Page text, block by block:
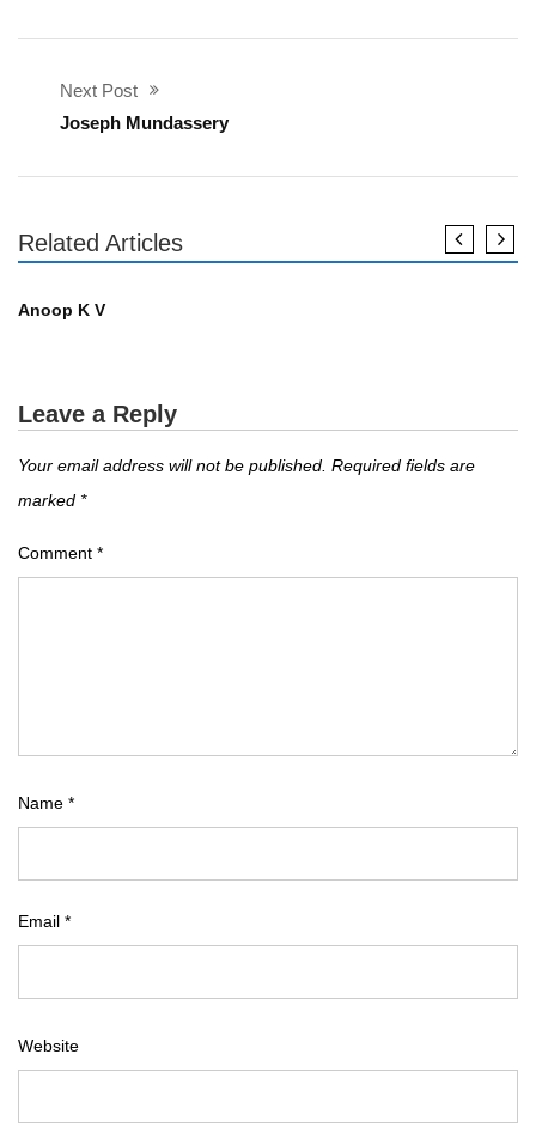
Next Post
Joseph Mundassery
Related Articles
എഴുത്തുകാർ
Anoop K V
Leave a Reply
Your email address will not be published. Required fields are
marked *
Comment *
Name *
Email *
Website